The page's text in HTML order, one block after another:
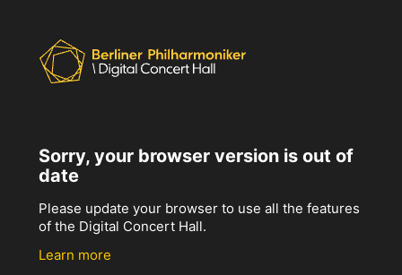
Sorry, your browser version is out of
date
Please update your browser to use all the features
of the Digital Concert Hall.
Learn more